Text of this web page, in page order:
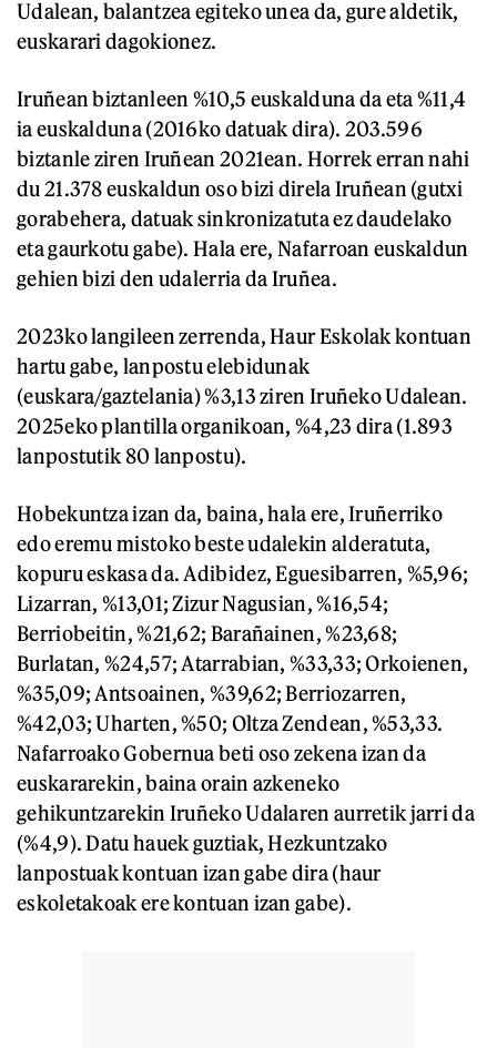
Udalean, balantzea egiteko unea da, gure aldetik,
euskarari dagokionez.
Iruñean biztanleen %10,5 euskalduna da eta %11,4
ia euskalduna (2016ko datuak dira). 203.596
biztanle ziren Iruñean 2021ean. Horrek erran nahi
du 21.378 euskaldun oso bizi direla Iruñean (gutxi
gorabehera, datuak sinkronizatuta ez daudelako
eta gaurkotu gabe). Hala ere, Nafarroan euskaldun
gehien bizi den udalerria da Iruñea.
2023ko langileen zerrenda, Haur Eskolak kontuan
hartu gabe, lanpostu elebidunak
(euskara/gaztelania) %3,13 ziren Iruñeko Udalean.
2025eko plantilla organikoan, %4,23 dira (1.893
lanpostutik 80 lanpostu).
Hobekuntza izan da, baina, hala ere, Iruñerriko
edo eremu mistoko beste udalekin alderatuta,
kopuru eskasa da. Adibidez, Eguesibarren, %5,96;
Lizarran, %13,01; Zizur Nagusian, %16,54;
Berriobeitin, %21,62; Barañainen, %23,68;
Burlatan, %24,57; Atarrabian, %33,33; Orkoienen,
%35,09; Antsoainen, %39,62; Berriozarren,
%42,03; Uharten, %50; Oltza Zendean, %53,33.
Nafarroako Gobernua beti oso zekena izan da
euskararekin, baina orain azkeneko
gehikuntzarekin Iruñeko Udalaren aurretik jarri da
(%4,9). Datu hauek guztiak, Hezkuntzako
lanpostuak kontuan izan gabe dira (haur
eskoletakoak ere kontuan izan gabe).